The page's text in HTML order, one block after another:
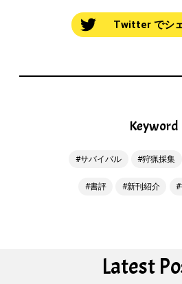
Twitter でシ
Keyword
サバイバル 狩猟採集
書評 新刊紹介
Latest